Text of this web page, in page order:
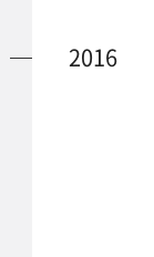
2016